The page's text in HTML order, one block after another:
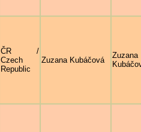
ČR /
Czech
Republic
Zuzana Kubáčová
Zuzana